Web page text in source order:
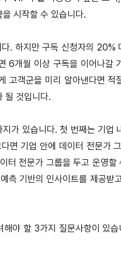
시작할 수 있습니다.
. 하지만 구독 신청자의 20%
6개월 이상 구독을 이어나갈
객군을 미리 알아낸다면 적
될 것입니다.
가 있습니다. 첫 번째는 기업
면 기업 안에 데이터 전문가
전문가 그룹을 두고 운영할
측 기반의 인사이트를 제공받
야 할 3가지 질문사항이 있